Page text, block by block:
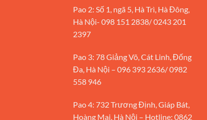
Pao 2: Số 1, ngã 5, Hà Trì, Hà Đông,
Hà Nội- 098 151 2838/ 0243 201
2397
Pao 3: 78 Giảng Võ, Cát Linh, Đống
Đa, Hà Nội – 096 393 2636/ 0982
558 946
Pao 4: 732 Trương Định, Giáp Bát,
Hoàng Mai, Hà Nội – Hotline: 0862